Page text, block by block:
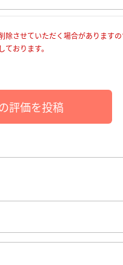
させていただく場合がありますの
おります。
評価を投稿